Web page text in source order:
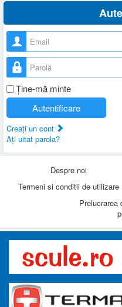
Nume utilizator
Parolă
Ţine-mă minte
Autentificare
Creaţi un cont
Aţi uitat parola?
Despre noi
Termeni si conditii de utilizare
Prelucrarea